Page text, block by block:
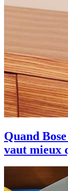
Quand
vaut mieux